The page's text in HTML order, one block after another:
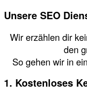
Unsere SEO
Wir erzählen dir
den
So gehen wir in
1. Kostenloses